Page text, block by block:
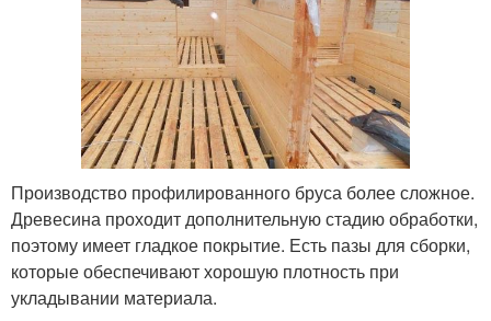
Производство профилированного бруса более сложное.
Древесина проходит дополнительную стадию обработки,
поэтому имеет гладкое покрытие. Есть пазы для сборки,
которые обеспечивают хорошую плотность при
укладывании материала.